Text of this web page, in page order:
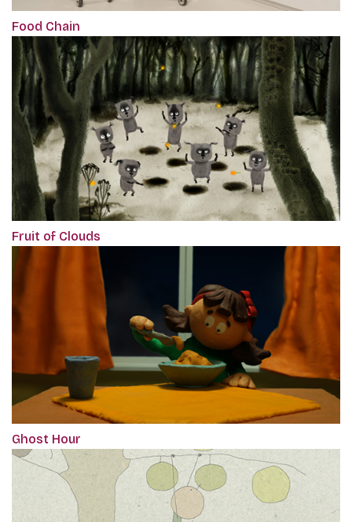
Food Chain
Fruit of Clouds
Ghost Hour